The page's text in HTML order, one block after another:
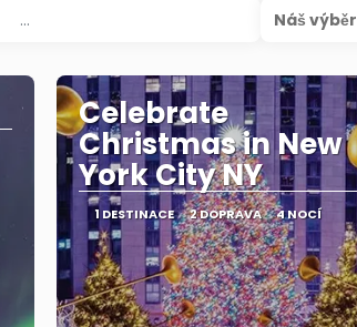
Náš výběr
Celebrate
Christmas in New
York City NY
1 DESTINACE 2 DOPRAVA 4 NOCÍ